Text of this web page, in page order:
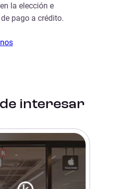
la elección e
pago a crédito.
interesar